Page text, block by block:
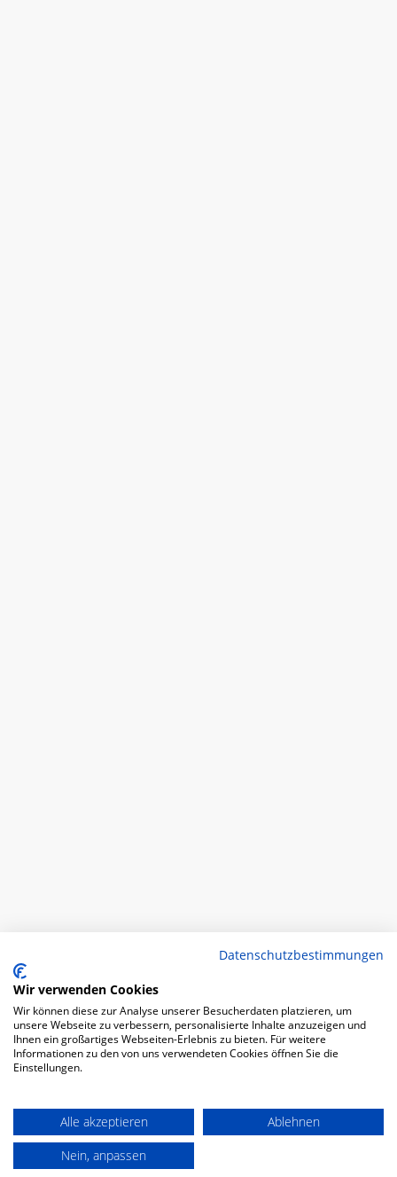
Datenschutzbestimmungen
Wir verwenden Cookies
Wir können diese zur Analyse unserer Besucherdaten platzieren, um
unsere Webseite zu verbessern, personalisierte Inhalte anzuzeigen und
Ihnen ein großartiges Webseiten-Erlebnis zu bieten. Für weitere
Informationen zu den von uns verwendeten Cookies öffnen Sie die
Einstellungen.
Alle akzeptieren
Ablehnen
Nein, anpassen